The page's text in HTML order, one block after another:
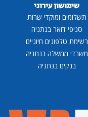
שימושון עירוני
תשלומים ומוקדי שרות
סניפי דואר בנתניה
רשימת טלפונים חיוניים
משרדי ממשלה בנתניה
בנקים בנתניה